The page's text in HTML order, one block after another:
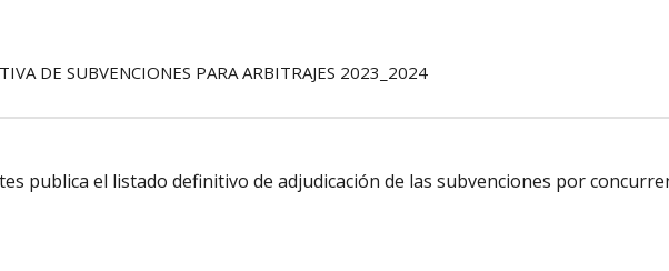
DE SUBVENCIONES PARA ARBITRAJES 2023_2024
publica el listado definitivo de adjudicación de las subvenciones por